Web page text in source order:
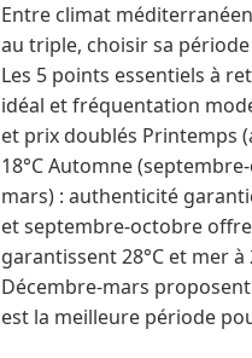
Entre climat
au triple, choisir sa
Les 5 points essentiels à
idéal et fréquentation
et prix doublés Printemps
18°C Automne
mars) : authenticité
et septembre-octobre
garantissent 28°C et mer à
Décembre-mars
est la meilleure période